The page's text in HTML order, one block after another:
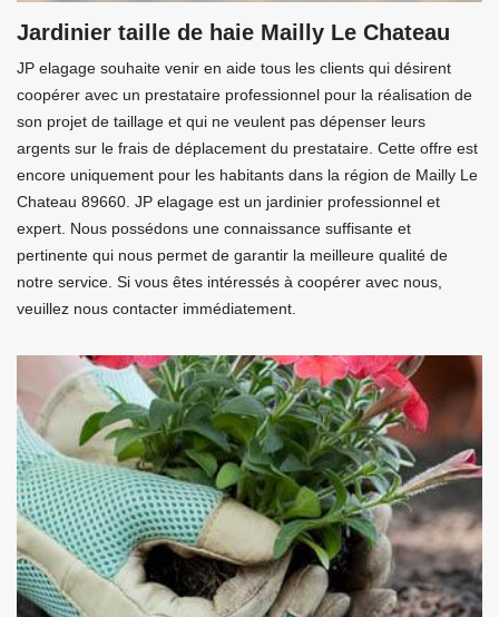
Jardinier taille de haie Mailly Le Chateau
JP elagage souhaite venir en aide tous les clients qui désirent
coopérer avec un prestataire professionnel pour la réalisation de
son projet de taillage et qui ne veulent pas dépenser leurs
argents sur le frais de déplacement du prestataire. Cette offre est
encore uniquement pour les habitants dans la région de Mailly Le
Chateau 89660. JP elagage est un jardinier professionnel et
expert. Nous possédons une connaissance suffisante et
pertinente qui nous permet de garantir la meilleure qualité de
notre service. Si vous êtes intéressés à coopérer avec nous,
veuillez nous contacter immédiatement.